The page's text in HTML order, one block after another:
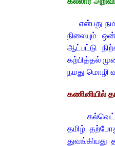
என்பது
நிலையும்
ஆட்பட்டு
கற்பித்தல்
நமது மொழி
கணினியில்
தமிழ்
துவங்கியது